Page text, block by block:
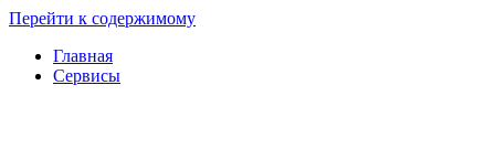
Перейти к содержимому
Главная
Сервисы